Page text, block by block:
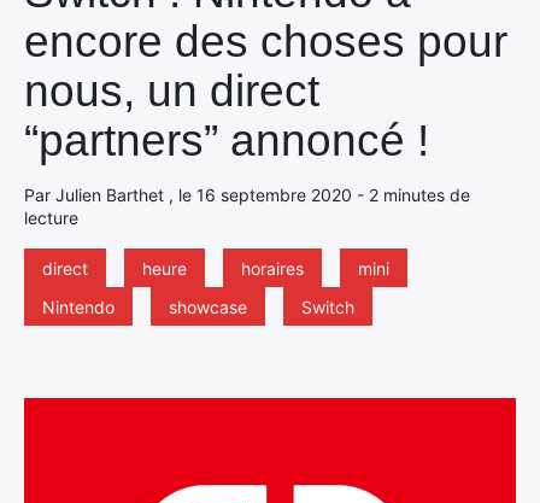
encore des choses pour
nous, un direct
“partners” annoncé !
Par Julien Barthet , le 16 septembre 2020 - 2 minutes de
lecture
direct heure horaires
mini
Nintendo
showcase Switch